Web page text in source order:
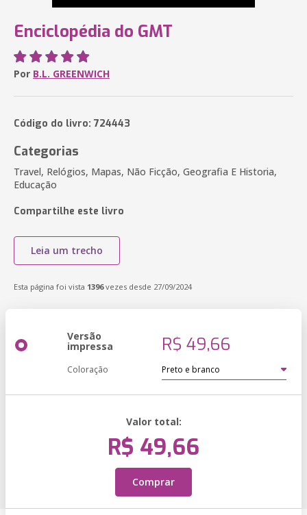
Enciclopédia do GMT
Por B.L. GREENWICH
Código do livro: 724443
Categorias
Travel, Relógios, Mapas, Não Ficção, Geografia E Historia,
Educação
Compartilhe este livro
Leia um trecho
Esta página foi vista 1396vezes desde 27/09/2024
Versão
impressa R$ 49,66
Coloração
Valor total:
R$ 49,66
Comprar